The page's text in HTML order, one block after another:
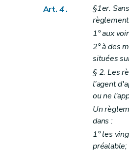
Art. 4 .
§1er.
1° aux
2° à des
situées
§ 2. Les
l'agent
ou ne
Un
dans :
1° les
préalable;